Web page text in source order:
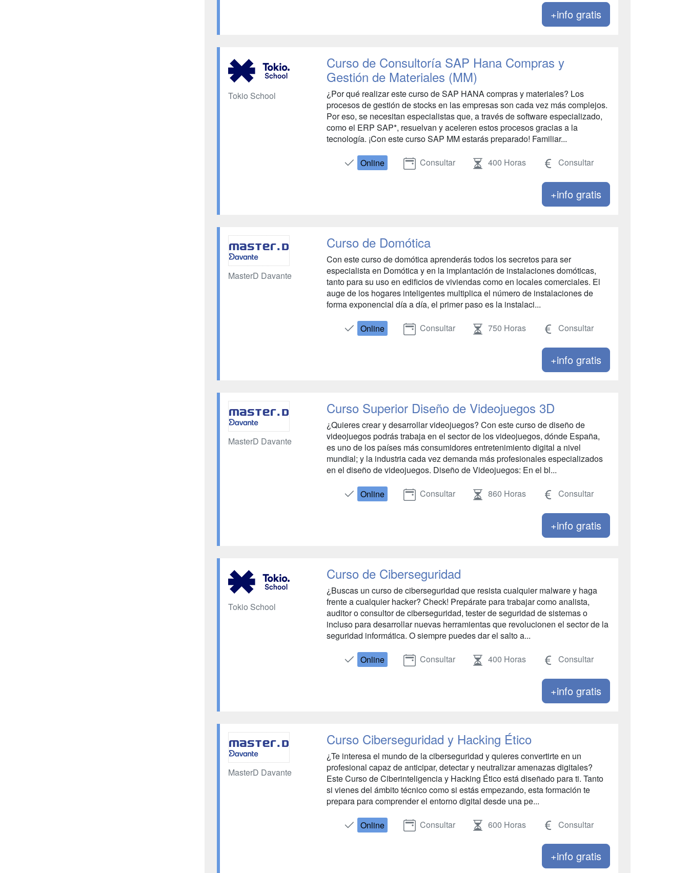
+info gratis
Tokio School
Curso de Consultoría SAP Hana Compras y
Gestión de Materiales (MM)
¿Por qué realizar este curso de SAP HANA compras y materiales? Los
procesos de gestión de stocks en las empresas son cada vez más complejos.
Por eso, se necesitan especialistas que, a través de software especializado,
como el ERP SAP*, resuelvan y aceleren estos procesos gracias a la
tecnología. ¡Con este curso SAP MM estarás preparado! Familiar...
Online Consultar 400 Horas Consultar
+info gratis
MasterD Davante
Curso de Domótica
Con este curso de domótica aprenderás todos los secretos para ser
especialista en Domótica y en la implantación de instalaciones domóticas,
tanto para su uso en edificios de viviendas como en locales comerciales. El
auge de los hogares inteligentes multiplica el número de instalaciones de
forma exponencial día a día, el primer paso es la instalaci...
Online Consultar 750 Horas Consultar
+info gratis
MasterD Davante
Curso Superior Diseño de Videojuegos 3D
¿Quieres crear y desarrollar videojuegos? Con este curso de diseño de
videojuegos podrás trabaja en el sector de los videojuegos, dónde España,
es uno de los países más consumidores entretenimiento digital a nivel
mundial; y la industria cada vez demanda más profesionales especializados
en el diseño de videojuegos. Diseño de Videojuegos: En el bl...
Online Consultar 860 Horas Consultar
+info gratis
Tokio School
Curso de Ciberseguridad
¿Buscas un curso de ciberseguridad que resista cualquier malware y haga
frente a cualquier hacker? Check! Prepárate para trabajar como analista,
auditor o consultor de ciberseguridad, tester de seguridad de sistemas o
incluso para desarrollar nuevas herramientas que revolucionen el sector de la
seguridad informática. O siempre puedes dar el salto a...
Online Consultar 400 Horas Consultar
+info gratis
MasterD Davante
Curso Ciberseguridad y Hacking Ético
¿Te interesa el mundo de la ciberseguridad y quieres convertirte en un
profesional capaz de anticipar, detectar y neutralizar amenazas digitales?
Este Curso de Ciberinteligencia y Hacking Ético está diseñado para ti. Tanto
si vienes del ámbito técnico como si estás empezando, esta formación te
prepara para comprender el entorno digital desde una pe...
Online Consultar 600 Horas Consultar
+info gratis